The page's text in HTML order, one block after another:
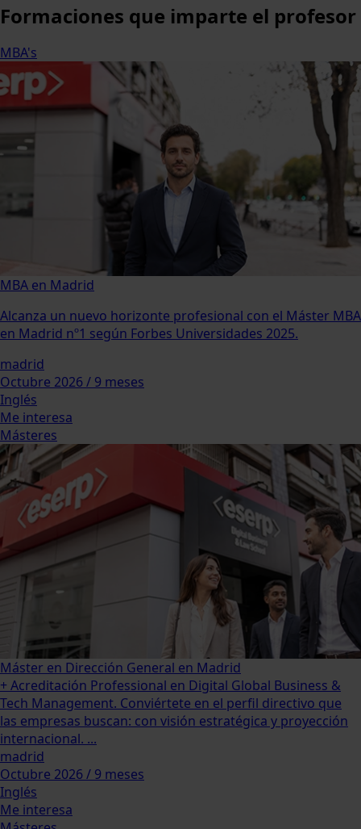
Formaciones que imparte el profesor
MBA's
MBA en Madrid
Alcanza un nuevo horizonte profesional con el Máster MBA
en Madrid nº1 según Forbes Universidades 2025.
madrid
Octubre 2026 / 9 meses
Inglés
Me interesa
Másteres
Máster en Dirección General en Madrid
+ Acreditación Professional en Digital Global Business &
Tech Management. Conviértete en el perfil directivo que
las empresas buscan: con visión estratégica y proyección
internacional. ...
madrid
Octubre 2026 / 9 meses
Inglés
Me interesa